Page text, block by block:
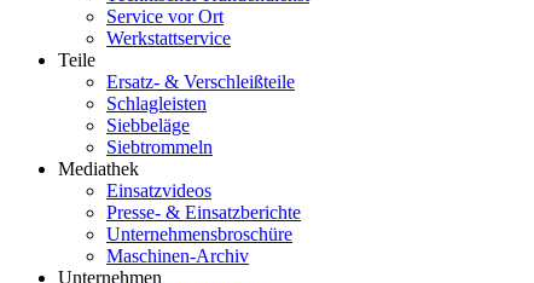
Service vor Ort
Werkstattservice
Teile
Ersatz- & Verschleißteile
Schlagleisten
Siebbeläge
Siebtrommeln
Mediathek
Einsatzvideos
Presse- & Einsatzberichte
Unternehmensbroschüre
Maschinen-Archiv
Unternehmen